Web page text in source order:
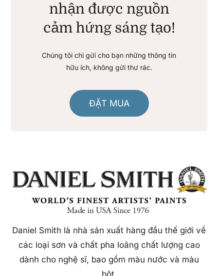
nhận được nguồn
cảm hứng sáng tạo!
Chúng tôi chỉ gửi cho bạn những thông tin
hữu ích, không gửi thư rác.
ĐẶT MUA
Daniel Smith là nhà sản xuất hàng đầu thế giới về
các loại sơn và chất pha loãng chất lượng cao
dành cho nghệ sĩ, bao gồm màu nước và màu
bột.